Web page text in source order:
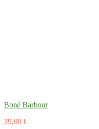
Boné Barbour
39,00 €